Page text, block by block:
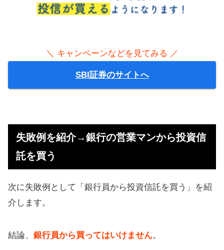
＼ キャンペーンなどを見てみる ／
SBI証券のサイトへ
失敗例を紹介→銀行の営業マンから投資信
託を買う
次に失敗例として「銀行員から投資信託を買う」を紹
介します。
結論、 銀行員から買ってはいけません。